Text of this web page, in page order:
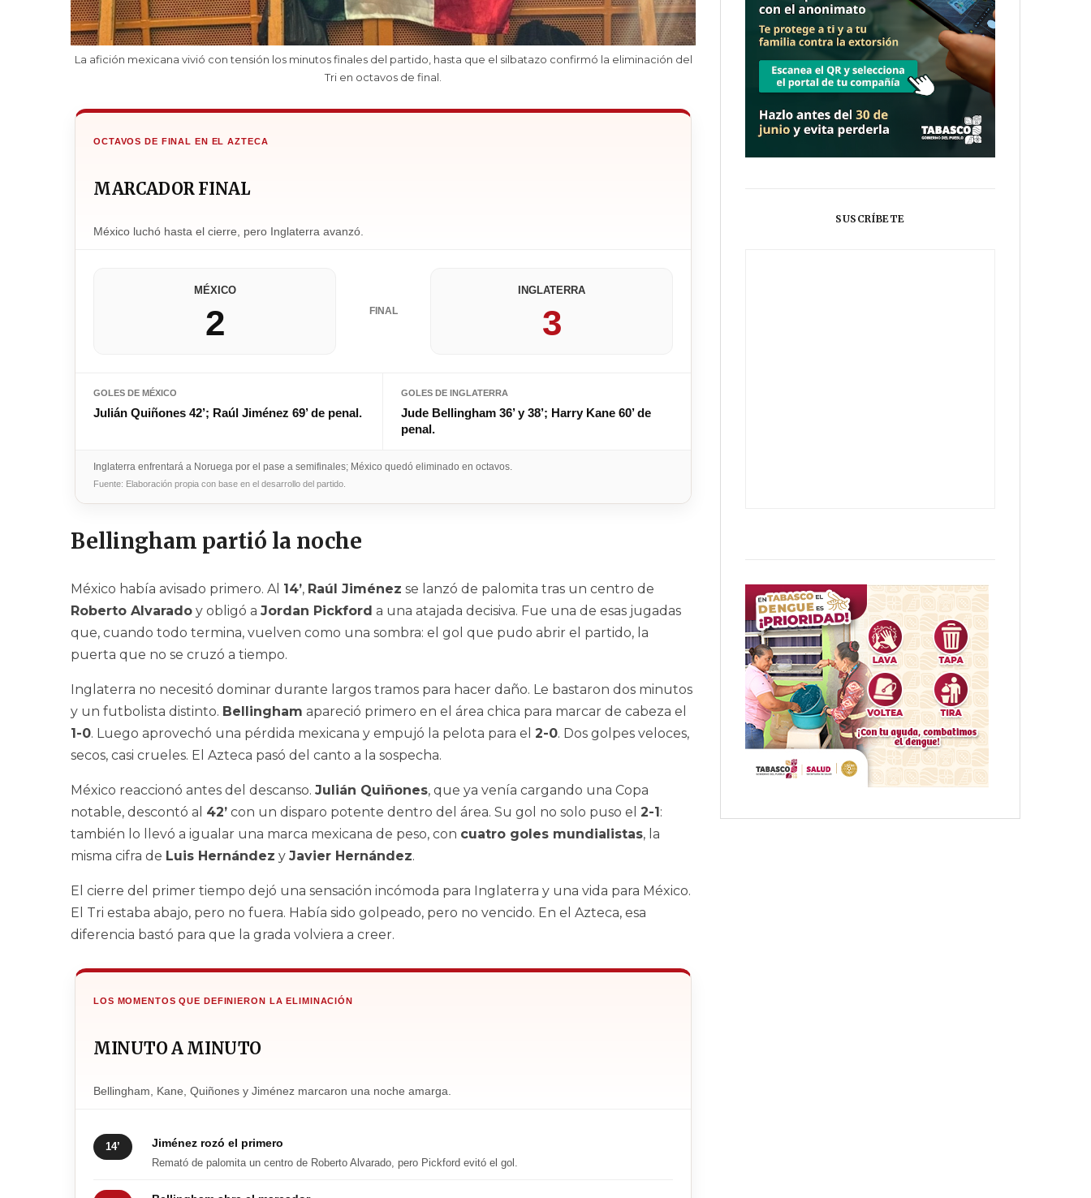
La afición mexicana vivió con tensión los minutos finales del partido, hasta que el silbatazo confirmó la eliminación del
Tri en octavos de final.
OCTAVOS DE FINAL EN EL AZTECA
MARCADOR FINAL
México luchó hasta el cierre, pero Inglaterra avanzó.
MÉXICO
2 FINAL
INGLATERRA
3
GOLES DE MÉXICO
Julián Quiñones 42’; Raúl Jiménez 69’ de penal.
GOLES DE INGLATERRA
Jude Bellingham 36’ y 38’; Harry Kane 60’ de
penal.
Inglaterra enfrentará a Noruega por el pase a semifinales; México quedó eliminado en octavos.
Fuente: Elaboración propia con base en el desarrollo del partido.
Bellingham partió la noche
México había avisado primero. Al 14’, Raúl Jiménez se lanzó de palomita tras un centro de
Roberto Alvarado y obligó a Jordan Pickford a una atajada decisiva. Fue una de esas jugadas
que, cuando todo termina, vuelven como una sombra: el gol que pudo abrir el partido, la
puerta que no se cruzó a tiempo.
Inglaterra no necesitó dominar durante largos tramos para hacer daño. Le bastaron dos minutos
y un futbolista distinto. Bellingham apareció primero en el área chica para marcar de cabeza el
1-0. Luego aprovechó una pérdida mexicana y empujó la pelota para el 2-0. Dos golpes veloces,
secos, casi crueles. El Azteca pasó del canto a la sospecha.
México reaccionó antes del descanso. Julián Quiñones, que ya venía cargando una Copa
notable, descontó al 42’ con un disparo potente dentro del área. Su gol no solo puso el 2-1 :
también lo llevó a igualar una marca mexicana de peso, con cuatro goles mundialistas, la
misma cifra de Luis Hernández y Javier Hernández.
El cierre del primer tiempo dejó una sensación incómoda para Inglaterra y una vida para México.
El Tri estaba abajo, pero no fuera. Había sido golpeado, pero no vencido. En el Azteca, esa
diferencia bastó para que la grada volviera a creer.
LOS MOMENTOS QUE DEFINIERON LA ELIMINACIÓN
MINUTO A MINUTO
Bellingham, Kane, Quiñones y Jiménez marcaron una noche amarga.
14’ Jiménez rozó el primero
Remató de palomita un centro de Roberto Alvarado, pero Pickford evitó el gol.
SUSCRÍBETE